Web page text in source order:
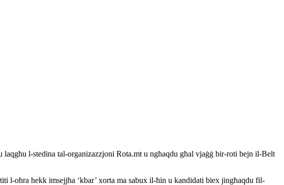
l-stedina tal-organizazzjoni Rota.mt u ngħaqdu għal vjaġġ bir-roti bejn il-Belt
l-oħra hekk imsejjħa ‘kbar’ xorta ma sabux il-ħin u kandidati biex jingħaqdu fil-